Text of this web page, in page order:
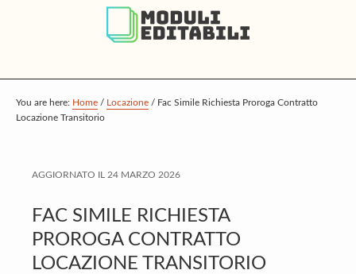
p
t
a
n
c
o
p
t
r
m
a
r
p
t
o
t
e
r
You are here: Home / Locazione / Fac Simile Richiesta Proroga Contratto
Locazione Transitorio
AGGIORNATO IL 24 MARZO 2026
FAC SIMILE RICHIESTA
PROROGA CONTRATTO
LOCAZIONE TRANSITORIO